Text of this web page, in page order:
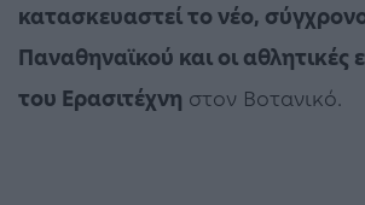
κατασκευαστεί το νέο,
Παναθηναϊκού και οι αθλητικές
του Ερασιτέχνη στον Βοτανικό.